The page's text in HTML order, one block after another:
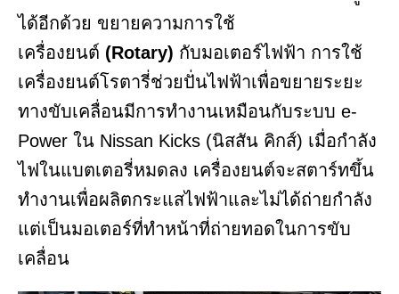
ได้อีกด้วย ขยายความการใช้
เครื่องยนต์ (Rotary) กับมอเตอร์ไฟฟ้า การใช้
เครื่องยนต์โรตารี่ช่วยปั่นไฟฟ้าเพื่อขยายระยะ
ทางขับเคลื่อนมีการทำงานเหมือนกับระบบ e-
Power ใน Nissan Kicks (นิสสัน คิกส์) เมื่อกำลัง
ไฟในแบตเตอรี่หมดลง เครื่องยนต์จะสตาร์ทขึ้น
ทำงานเพื่อผลิตกระแสไฟฟ้าและไม่ได้ถ่ายกำลัง
แต่เป็นมอเตอร์ที่ทำหน้าที่ถ่ายทอดในการขับ
เคลื่อน